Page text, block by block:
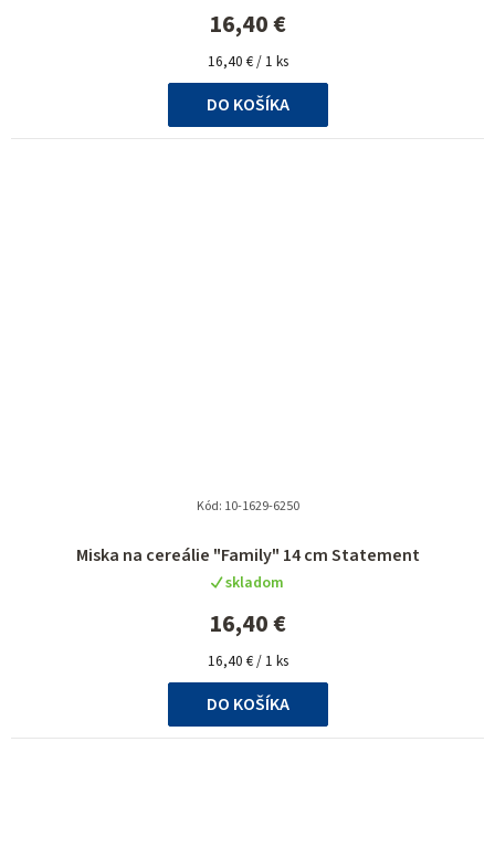
16,40 €
Jednotková
cena:
16,40 € / 1 ks
DO KOŠÍKA
Miska na cereálie "Family" 14 cm Statement
skladom
16,40 €
Jednotková
cena:
16,40 € / 1 ks
DO KOŠÍKA
Kód: 10-1629-6250